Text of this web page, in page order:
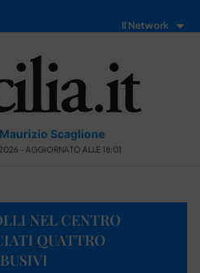
Il Network
Scaglione
- AGGIORNATO ALLE 18:01
NEL CENTRO
QUATTRO